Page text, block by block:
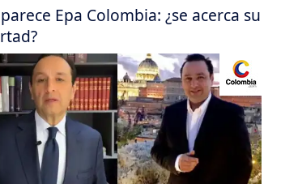
Epa Colombia: ¿se acerca su